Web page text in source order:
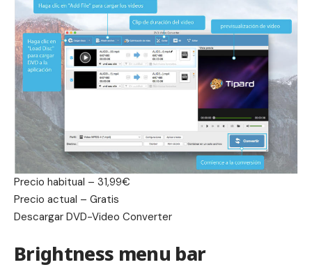
Precio habitual – 31,99€
Precio actual – Gratis
Descargar DVD-Video Converter
Brightness menu bar